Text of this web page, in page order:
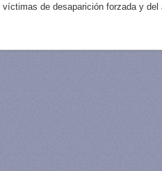
de desaparición forzada y del